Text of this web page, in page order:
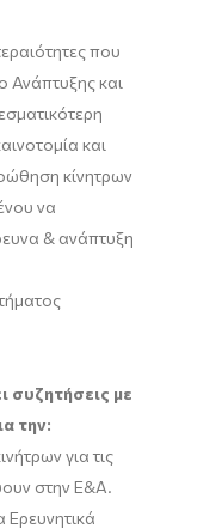
που
Ανάπτυξης και
και
κίνητρων
να
& ανάπτυξη
συζητήσεις με
την:
για τις
στην Ε&Α.
Ερευνητικά